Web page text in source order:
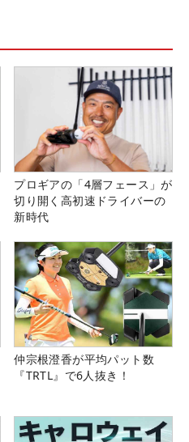
プロギアの「4層フェース」が
切り開く高初速ドライバーの
新時代
仲宗根澄香が平均パット数
『TRTL』で6人抜き！